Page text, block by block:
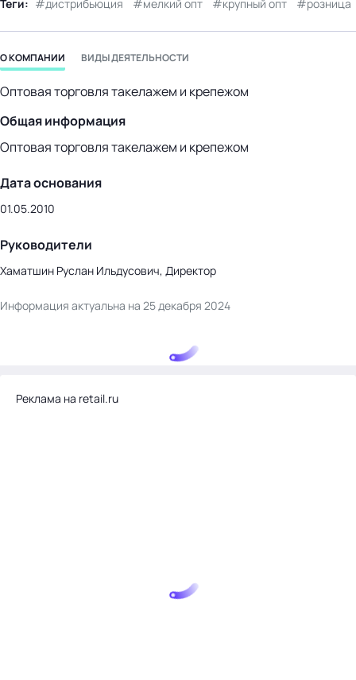
бизнес-центр
Теги: дистрибьюция мелкий опт крупный опт розница
О КОМПАНИИ ВИДЫ ДЕЯТЕЛЬНОСТИ
Оптовая торговля такелажем и крепежом
Общая информация
Оптовая торговля такелажем и крепежом
Дата основания
01.05.2010
Руководители
Хаматшин Руслан Ильдусович, Директор
Информация актуальна на 25 декабря 2024
Реклама на retail.ru